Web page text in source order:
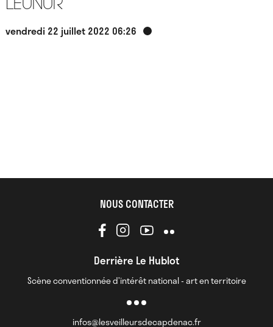
vendredi 22 juillet 2022 06:26
NOUS CONTACTER
Derrière Le Hublot
Scène conventionnée d’intérêt national - art en territoire
infos@lesveilleursdecapdenac.fr